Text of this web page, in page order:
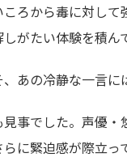
ろから毒に対し
がたい体験を積ん
あの冷静な一言に
事でした。声優・
に緊迫感が際立っ